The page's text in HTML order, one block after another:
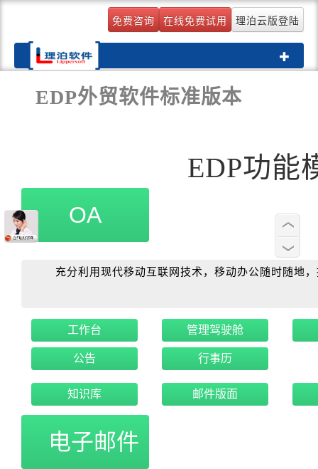
免费咨询 在线免费试用 理泊云版登陆
Toggle
EDP外贸软件标准版本
EDP功能
OA
充分利用现代移动互联网技术，移动办公随时随地，
工作台 管理驾驶舱
公告 行事历
知识库 邮件版面
电子邮件